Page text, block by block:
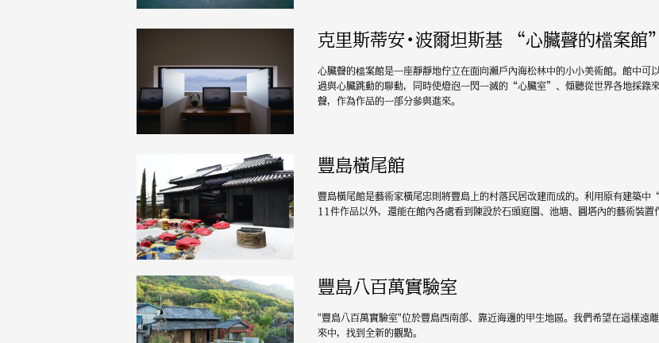
克里斯蒂安·波爾坦斯基 “心臟聲的檔案館”
心臟聲的檔案館是一座靜靜地佇立在面向瀨戶內海松林中的小小美術館。館中可
過與心臟跳動的聯動，同時使燈泡一閃一滅的“心臟室”、傾聽從世界各地採
聲，作為作品的一部分參與進來。
豐島橫尾館
豐島橫尾館是藝術家橫尾忠則將豐島上的村落民居改建而成的。利用原有建
11件作品以外，還能在館內各處看到陳設於石頭庭園、池塘、圓塔內的藝術裝置
豐島八百萬實驗室
"豐島八百萬實驗室"位於豐島西南部、靠近海邊的甲生地區。我們希望在這樣遠
來中，找到全新的觀點。